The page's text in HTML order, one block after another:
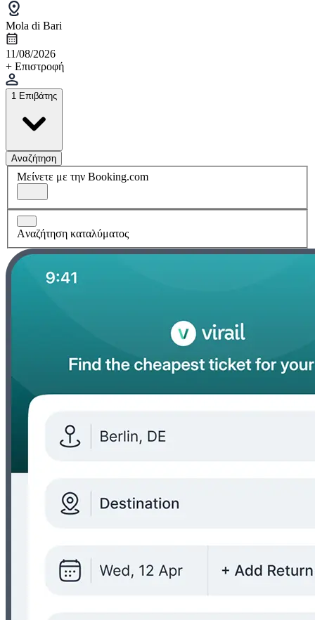
Mola di Bari
11/08/2026
+ Επιστροφή
1 Επιβάτης
Αναζήτηση
Μείνετε με την Booking.com
Aναζήτηση καταλύματος